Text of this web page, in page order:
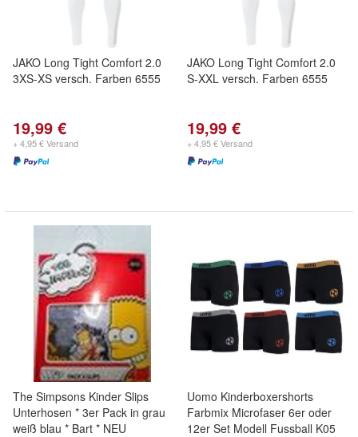
JAKO Long Tight Comfort 2.0
3XS-XS versch. Farben 6555
19,99 €
+ 4,95 € Versand
JAKO Long Tight Comfort 2.0
S-XXL versch. Farben 6555
19,99 €
+ 4,95 € Versand
The Simpsons Kinder Slips
Unterhosen * 3er Pack in grau
weiß blau * Bart * NEU
Uomo Kinderboxershorts
Farbmix Microfaser 6er oder
12er Set Modell Fussball K05